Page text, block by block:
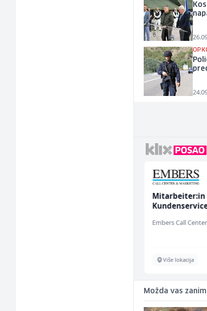
Mitarbeiter:in
Više lokacija
Možda vas